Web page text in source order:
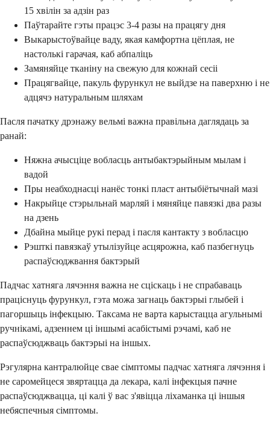
15 хвілін за адзін раз
Паўтарайте гэты працэс 3-4 разы на працягу дня
Выкарыстоўвайце ваду, якая камфортна цёплая, не
настолькі гарачая, каб абпаліць
Замяняйце тканіну на свежую для кожнай сесіі
Працягвайце, пакуль фурункул не выйдзе на паверхню і не
адцячэ натуральным шляхам
Пасля пачатку дрэнажу вельмі важна правільна даглядаць за
ранай:
Няжна ачысціце вобласць антыбактэрыйным мылам і
вадой
Пры неабходнасці нанёс тонкі пласт антыбіётычнай мазі
Накрыйце стэрыльнай марляй і мяняйце павязкі два разы
на дзень
Дбайна мыйце рукі перад і пасля кантакту з вобласцю
Рэшткі павязкаў утылізуйце асцярожна, каб пазбегнуць
распаўсюджвання бактэрый
Падчас хатняга лячэння важна не сціскаць і не спрабаваць
праціснуць фурункул, гэта можа загнаць бактэрыі глыбей і
пагоршыць інфекцыю. Таксама не варта карыстацца агульнымі
ручнікамі, адзеннем ці іншымі асабістымі рэчамі, каб не
распаўсюджваць бактэрыі на іншых.
Рэгулярна кантралюйце свае сімптомы падчас хатняга лячэння і
не саромейцеся звяртацца да лекара, калі інфекцыя пачне
распаўсюджвацца, ці калі ў вас з'явіцца ліхаманка ці іншыя
небяспечныя сімптомы.